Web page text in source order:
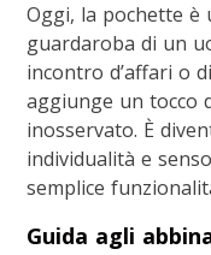
Oggi, la pochette è
guardaroba di un
incontro d’affari o
aggiunge un tocco
inosservato. È
individualità e
semplice
Guida agli